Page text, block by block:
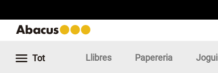
Tot Llibres Papereria